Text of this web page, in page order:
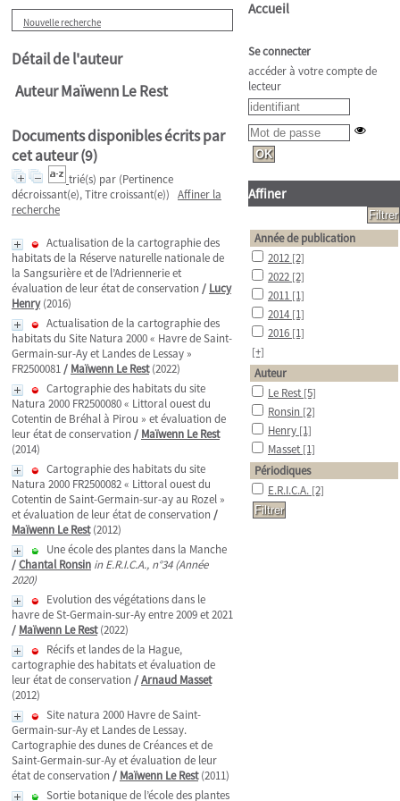
Nouvelle recherche
Détail de l'auteur
Auteur Maïwenn Le Rest
Documents disponibles écrits par
cet auteur (9)
trié(s) par (Pertinence
décroissant(e), Titre croissant(e)) Affiner la
recherche
Actualisation de la cartographie des
habitats de la Réserve naturelle nationale de
la Sangsurière et de l’Adriennerie et
évaluation de leur état de conservation / Lucy
Henry(2016)
Actualisation de la cartographie des
habitats du Site Natura 2000 « Havre de Saint-
Germain-sur-Ay et Landes de Lessay »
FR2500081/ Maïwenn Le Rest(2022)
Cartographie des habitats du site
Natura 2000 FR2500080 « Littoral ouest du
Cotentin de Bréhal à Pirou » et évaluation de
leur état de conservation / Maïwenn Le Rest
(2014)
Cartographie des habitats du site
Natura 2000 FR2500082 « Littoral ouest du
Cotentin de Saint-Germain-sur-ay au Rozel »
et évaluation de leur état de conservation /
Maïwenn Le Rest(2012)
Une école des plantes dans la Manche
/Chantal Ronsin in E.R.I.C.A., n°34 (Année
2020)
Evolution des végétations dans le
havre de St-Germain-sur-Ay entre 2009 et 2021
/ Maïwenn Le Rest(2022)
Récifs et landes de la Hague,
cartographie des habitats et évaluation de
leur état de conservation /Arnaud Masset
(2012)
Site natura 2000 Havre de Saint-
Germain-sur-Ay et Landes de Lessay.
Cartographie des dunes de Créances et de
Saint-Germain-sur-Ay et évaluation de leur
état de conservation / Maïwenn Le Rest(2011)
Sortie botanique de l’école des plantes
Accueil
Se connecter
accéder à votre compte de
lecteur
Affiner
Année de publication
2012 [2]
2022 [2]
2011 [1]
2014 [1]
2016 [1]
[+]
Auteur
Le Rest [5]
Ronsin [2]
Henry [1]
Masset [1]
Périodiques
E.R.I.C.A. [2]